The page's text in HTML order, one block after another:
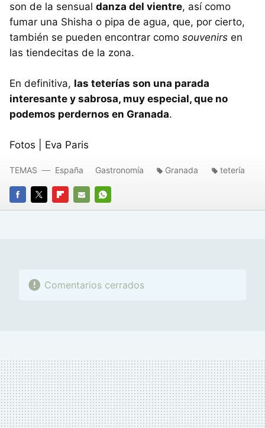
son de la sensual danza del vientre, así como
fumar una Shisha o pipa de agua, que, por cierto,
también se pueden encontrar como souvenirs en
las tiendecitas de la zona.
En definitiva, las teterías son una parada
interesante y sabrosa, muy especial, que no
podemos perdernos en Granada.
Fotos | Eva Paris
FACEBOOK
TWITTERFLIPBOARD
E-
WHATSAPP
TEMAS España Gastronomía Granada tetería
Comentarios cerrados